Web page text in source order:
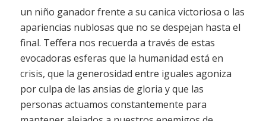
un niño ganador frente a su canica victoriosa o las
apariencias nublosas que no se despejan hasta el
final. Teffera nos recuerda a través de estas
evocadoras esferas que la humanidad está en
crisis, que la generosidad entre iguales agoniza
por culpa de las ansias de gloria y que las
personas actuamos constantemente para